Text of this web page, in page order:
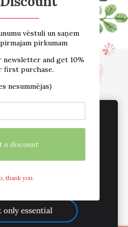
Par mums
Izmēru tabula
Noteikumi
all
only essential